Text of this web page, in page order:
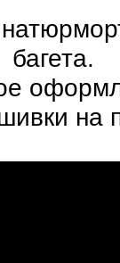
багета.
на